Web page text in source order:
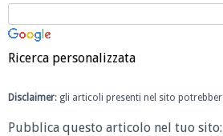
Ricerca personalizzata
Disclaimer: gli articoli presenti nel sito
Pubblica questo articolo nel tuo sito: